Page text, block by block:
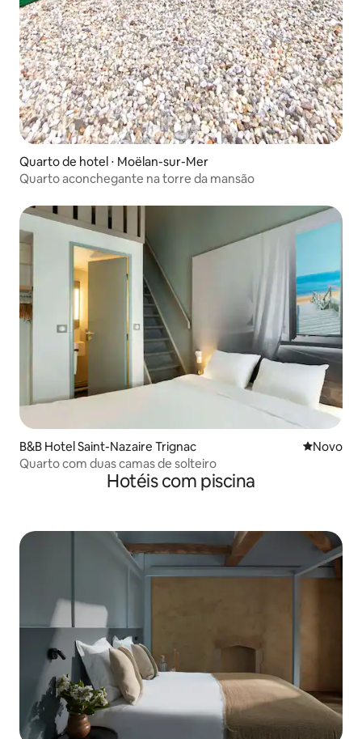
Quarto de hotel ⋅ Moëlan-sur-Mer
Quarto aconchegante na torre da mansão
B&B Hotel Saint-Nazaire Trignac Novo
Novo
Quarto com duas camas de solteiro
Hotéis com piscina